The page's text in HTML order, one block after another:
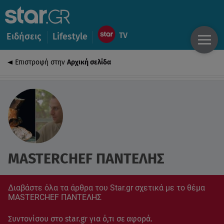
Ειδήσεις Lifestyle
Επιστροφή στην Αρχική σελίδα
MASTERCHEF ΠΑΝΤΕΛΗΣ
Διαβάστε όλα τα άρθρα του Star.gr σχετικά με το θέμα
MASTERCHEF ΠΑΝΤΕΛΗΣ
Συντονίσου στο star.gr για ό,τι σε αφορά.